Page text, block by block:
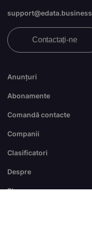
Anunțuri
Abonamente
Comandă contacte
Companii
Clasificatori
Despre
Blog
support@edata.business
Contactați-ne